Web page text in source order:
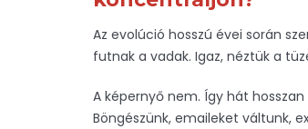
Az evolúció hosszú évei során
futnak a vadak. Igaz, néztük a
A képernyő nem. Így hát
Böngészünk, emaileket váltunk,